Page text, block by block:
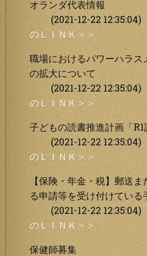
オランダ代表情報
(2021-12-22
のＬＩＮＫ＞＞
職場におけるパワーハラス
の拡大について
(2021-12-22
のＬＩＮＫ＞＞
子どもの読書推進計画「R1
(2021-12-22
のＬＩＮＫ＞＞
【保険・年金・税】郵送
る申請等を受け付けている
(2021-12-22
のＬＩＮＫ＞＞
保健師募集